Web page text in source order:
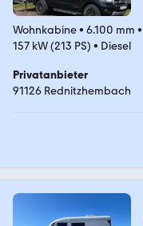
Wohnkabine• 6.100 mm •
157 kW (213 PS) • Diesel
Privatanbieter
91126 Rednitzhembach